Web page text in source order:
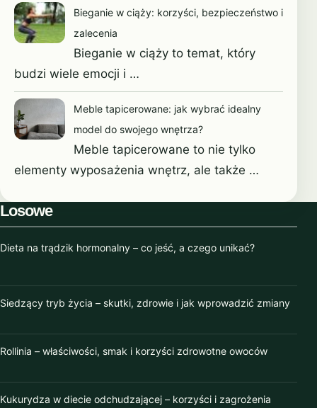
marzec 2022
luty 2022
grudzień 2021
listopad 2021
październik 2021
sierpień 2021
czerwiec 2021
marzec 2021
styczeń 2021
Bieganie w ciąży: korzyści, bezpieczeństwo i
zalecenia
Bieganie w ciąży to temat, który
budzi wiele emocji i …
Meble tapicerowane: jak wybrać idealny
model do swojego wnętrza?
Meble tapicerowane to nie tylko
elementy wyposażenia wnętrz, ale także …
Losowe
Dieta na trądzik hormonalny – co jeść, a czego unikać?
Siedzący tryb życia – skutki, zdrowie i jak wprowadzić zmiany
Rollinia – właściwości, smak i korzyści zdrowotne owoców
Kukurydza w diecie odchudzającej – korzyści i zagrożenia